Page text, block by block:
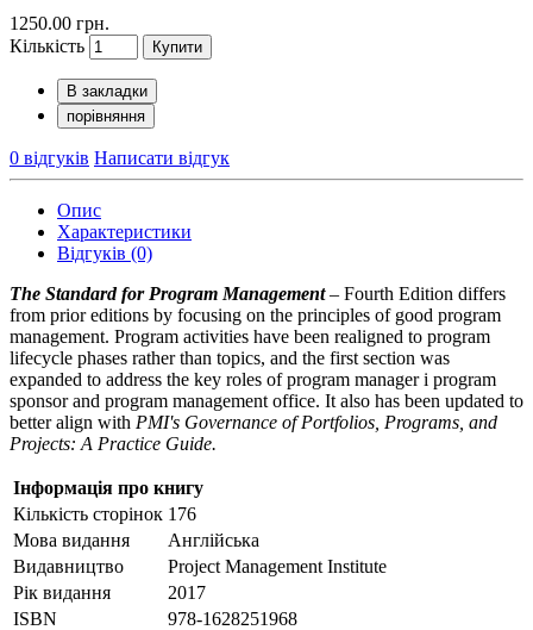
1250.00 грн.
Кількість
Купити
В закладки
порівняння
0 відгуків Написати відгук
Опис
Характеристики
Відгуків (0)
The Standard for Program Management– Fourth Edition differs
from prior editions by focusing on the principles of good program
management. Program activities have been realigned to program
lifecycle phases rather than topics, and the first section was
expanded to address the key roles of program manager і program
sponsor and program management office. It also has been updated to
better align with PMI's Governance of Portfolios, Programs, and
Projects: A Practice Guide.
Інформація про книгу
Кількість сторінок 176
Мова видання
Англійська
Видавництво
Project Management Institute
Рік видання
2017
ISBN
978-1628251968